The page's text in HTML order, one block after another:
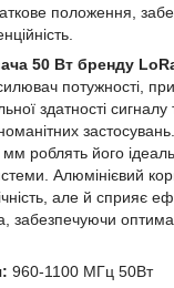
положення,
50 Вт бренду
потужності,
здатності
мм роблять його
Алюмінієвий
але й сприяє
забезпечуючи
960-1100 МГц 50Вт